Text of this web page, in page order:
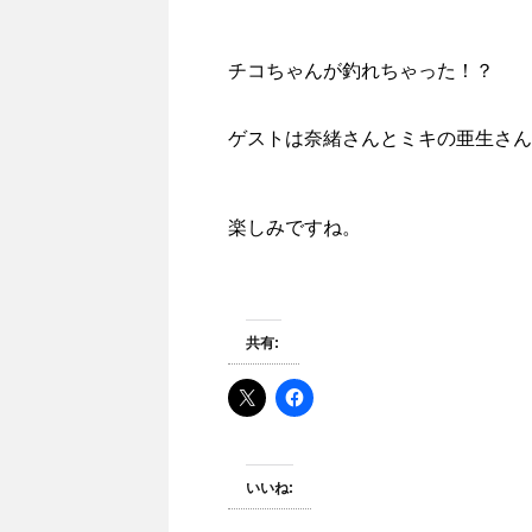
チコちゃんが釣れちゃった！？
ゲストは奈緒さんとミキの亜生さ
楽しみですね。
共有:
いいね: